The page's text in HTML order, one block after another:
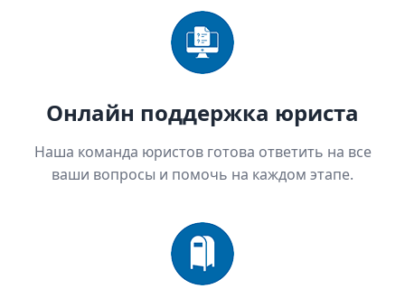
Онлайн поддержка юриста
Наша команда юристов готова ответить на все
ваши вопросы и помочь на каждом этапе.